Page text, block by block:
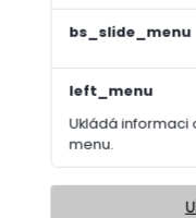
bs_slide_menu
left_menu
Ukládá informaci
menu.
Pokládka travního